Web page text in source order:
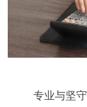
专业与坚守